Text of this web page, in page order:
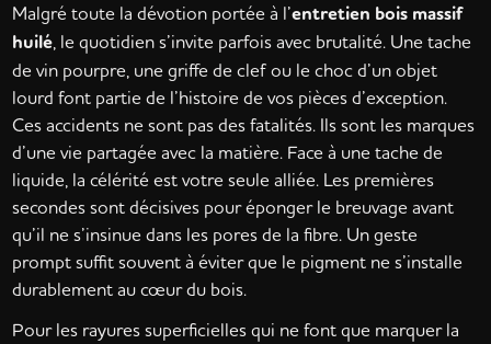
Malgré toute la dévotion portée à l’entretien bois massif
huilé, le quotidien s’invite parfois avec brutalité. Une tache
de vin pourpre, une griffe de clef ou le choc d’un objet
lourd font partie de l’histoire de vos pièces d’exception.
Ces accidents ne sont pas des fatalités. Ils sont les marques
d’une vie partagée avec la matière. Face à une tache de
liquide, la célérité est votre seule alliée. Les premières
secondes sont décisives pour éponger le breuvage avant
qu’il ne s’insinue dans les pores de la fibre. Un geste
prompt suffit souvent à éviter que le pigment ne s’installe
durablement au cœur du bois.
Pour les rayures superficielles qui ne font que marquer la